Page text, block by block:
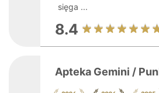
sięga ...
8.4
Apteka Gemini /